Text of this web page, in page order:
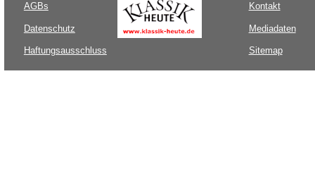
AGBs
Datenschutz
Haftungsausschluss
Kontakt
Mediadaten
Sitemap